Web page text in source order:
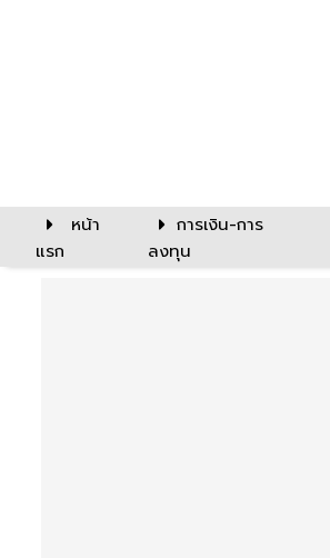
หน้า
แรก
การเงิน-การ
ลงทุน